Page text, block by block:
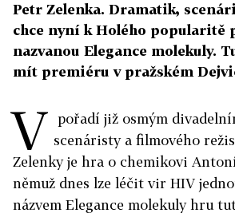
Petr Zelenka. Dramatik,
chce nyní k Holého popularitě
nazvanou Elegance molekuly.
mít premiéru v pražském
V pořadí již osmým
scenáristy a filmového
Zelenky je hra o chemikovi
němuž dnes lze léčit vir HIV
názvem Elegance molekuly hru